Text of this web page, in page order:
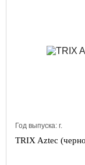
Год выпуска: г.
TRIX Aztec